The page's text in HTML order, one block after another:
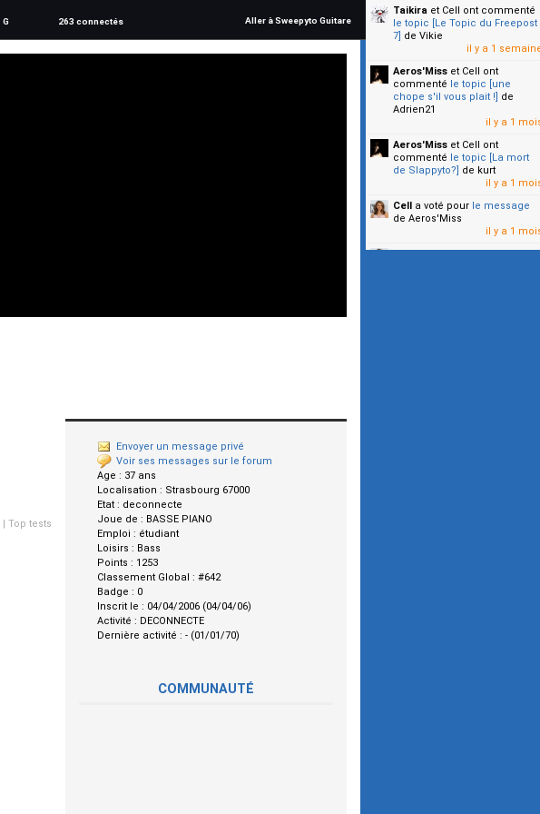
G 263 connectés Aller à Sweepyto Guitare
Envoyer un message privé
Voir ses messages sur le forum
Age : 37 ans
Localisation : Strasbourg 67000
Etat : deconnecte
Joue de : BASSE PIANO
Emploi : étudiant
Loisirs : Bass
Points : 1253
Classement Global : #642
Badge : 0
Inscrit le : 04/04/2006 (04/04/06)
Activité : DECONNECTE
Dernière activité : - (01/01/70)
COMMUNAUTÉ
| Top tests
Taikira et Cell ont commenté
le topic [Le Topic du Freepost
7] de Vikie
il y a 1
Aeros'Miss et Cell ont
commenté le topic [une
chope s'il vous plait !] de
Adrien21
il y a 1
Aeros'Miss et Cell ont
commenté le topic [La mort
de Slappyto?] de kurt
il y a 1
Cell a voté pour le message
de Aeros'Miss
il y a 1
Cella voté pourle message